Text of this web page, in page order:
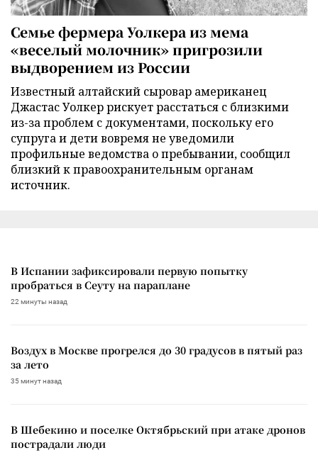
Семье фермера Уолкера из мема
«веселый молочник» пригрозили
выдворением из России
Известный алтайский сыровар американец
Джастас Уолкер рискует расстаться с близкими
из-за проблем с документами, поскольку его
супруга и дети вовремя не уведомили
профильные ведомства о пребывании, сообщил
близкий к правоохранительным органам
источник.
В Испании зафиксировали первую попытку
пробраться в Сеуту на параплане
22 минуты назад
Воздух в Москве прогрелся до 30 градусов в пятый раз
за лето
35 минут назад
В Шебекино и поселке Октябрьский при атаке дронов
пострадали люди